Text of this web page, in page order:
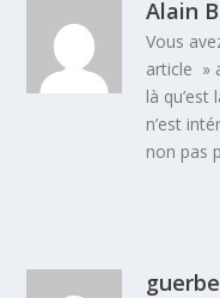
Alain
Vous
article »
là
n’est
non pas